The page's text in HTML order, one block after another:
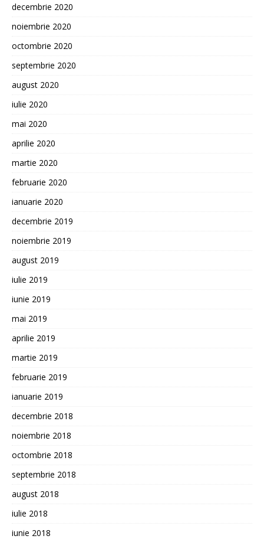
decembrie 2020
noiembrie 2020
octombrie 2020
septembrie 2020
august 2020
iulie 2020
mai 2020
aprilie 2020
martie 2020
februarie 2020
ianuarie 2020
decembrie 2019
noiembrie 2019
august 2019
iulie 2019
iunie 2019
mai 2019
aprilie 2019
martie 2019
februarie 2019
ianuarie 2019
decembrie 2018
noiembrie 2018
octombrie 2018
septembrie 2018
august 2018
iulie 2018
iunie 2018